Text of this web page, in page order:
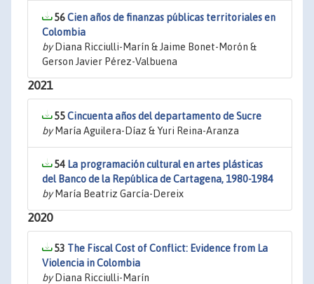
56Cien años de finanzas públicas territoriales en
Colombia
byDiana Ricciulli-Marín & Jaime Bonet-Morón &
Gerson Javier Pérez-Valbuena
2021
55Cincuenta años del departamento de Sucre
byMaría Aguilera-Díaz & Yuri Reina-Aranza
54 La programación cultural en artes plásticas
del Banco de la República de Cartagena, 1980-1984
byMaría Beatriz García-Dereix
2020
53 The Fiscal Cost of Conflict: Evidence from La
Violencia in Colombia
byDiana Ricciulli-Marín